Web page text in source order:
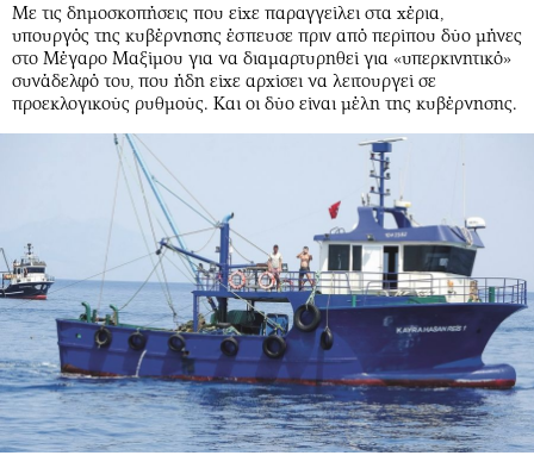
Κόσμος
Παράξενα
Πολιτισμός
Σινεμά
Θέατρο-Χορός
Βιβλίο
Χειρόγραφα
Έξοδος
Media
Εκπομπές
Wine routes
Podcasts
Uncut
Προσφορές
Προσωπικότητες στην ''Κ''
Επιστολές
Με τις δημοσκοπήσεις που είχε παραγγείλει στα χέρια,
υπουργός της κυβέρνησης έσπευσε πριν από περίπου δύο μήνες
στο Μέγαρο Μαξίμου για να διαμαρτυρηθεί για «υπερκινητικό»
συνάδελφό του, που ήδη είχε αρχίσει να λειτουργεί σε
προεκλογικούς ρυθμούς. Και οι δύο είναι μέλη της κυβέρνησης.